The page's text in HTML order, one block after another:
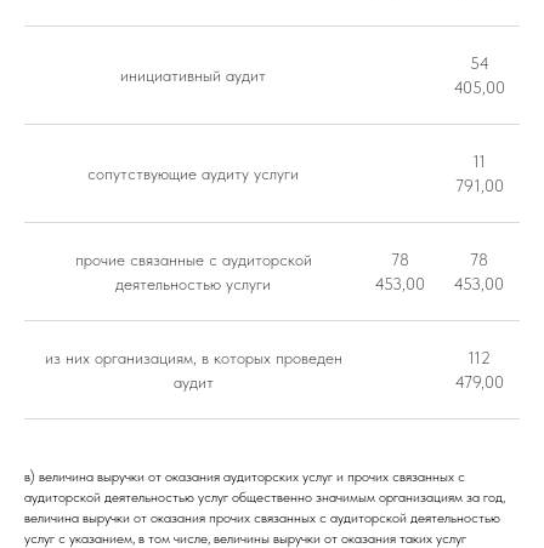
инициативный аудит
54
405,00
сопутствующие аудиту услуги
11
791,00
прочие связанные с аудиторской
деятельностью услуги
78
453,00
78
453,00
из них организациям, в которых проведен
аудит
112
479,00
в) величина выручки от оказания аудиторских услуг и прочих связанных с
аудиторской деятельностью услуг общественно значимым организациям за год,
величина выручки от оказания прочих связанных с аудиторской деятельностью
услуг с указанием, в том числе, величины выручки от оказания таких услуг